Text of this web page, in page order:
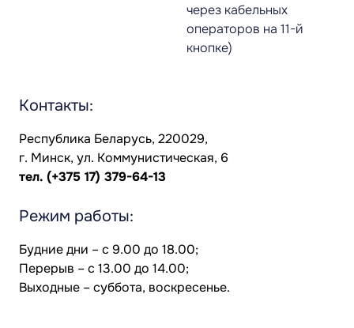
через кабельных
операторов на 11-й
кнопке)
Контакты:
Республика Беларусь, 220029,
г. Минск, ул. Коммунистическая, 6
тел. (+375 17) 379-64-13
Режим работы:
Будние дни – с 9.00 до 18.00;
Перерыв – с 13.00 до 14.00;
Выходные – суббота, воскресенье.